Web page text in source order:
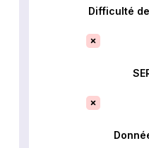
Difficulté